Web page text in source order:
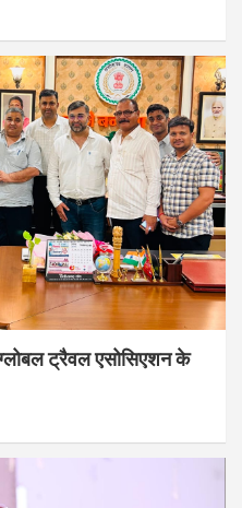
ट्रैवल एसोसिएशन के